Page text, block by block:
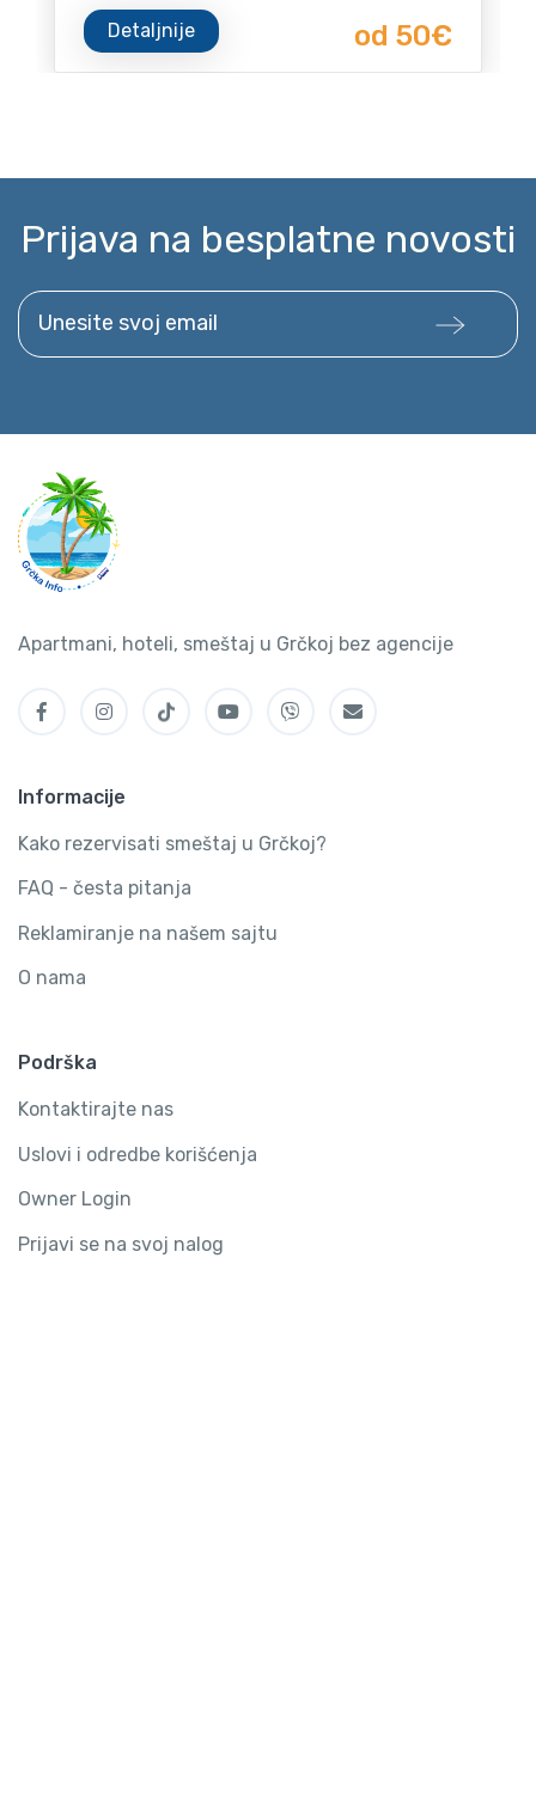
Detaljnije od 50€
Prijava na besplatne novosti
Unesite svoj email
Apartmani, hoteli, smeštaj u Grčkoj bez agencije
Informacije
Kako rezervisati smeštaj u Grčkoj?
FAQ - česta pitanja
Reklamiranje na našem sajtu
O nama
Podrška
Kontaktirajte nas
Uslovi i odredbe korišćenja
Owner Login
Prijavi se na svoj nalog